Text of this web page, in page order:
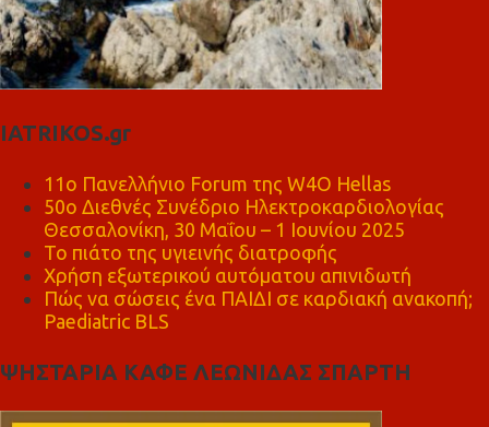
IATRIKOS.gr
11ο Πανελλήνιο Forum της W4O Hellas
50ο Διεθνές Συνέδριο Ηλεκτροκαρδιολογίας
Θεσσαλονίκη, 30 Μαΐου – 1 Ιουνίου 2025
Το πιάτο της υγιεινής διατροφής
Χρήση εξωτερικού αυτόματου απινιδωτή
Πώς να σώσεις ένα ΠΑΙΔΙ σε καρδιακή ανακοπή;
Paediatric BLS
ΨΗΣΤΑΡΙΑ ΚΑΦΕ ΛΕΩΝΙΔΑΣ ΣΠΑΡΤΗ